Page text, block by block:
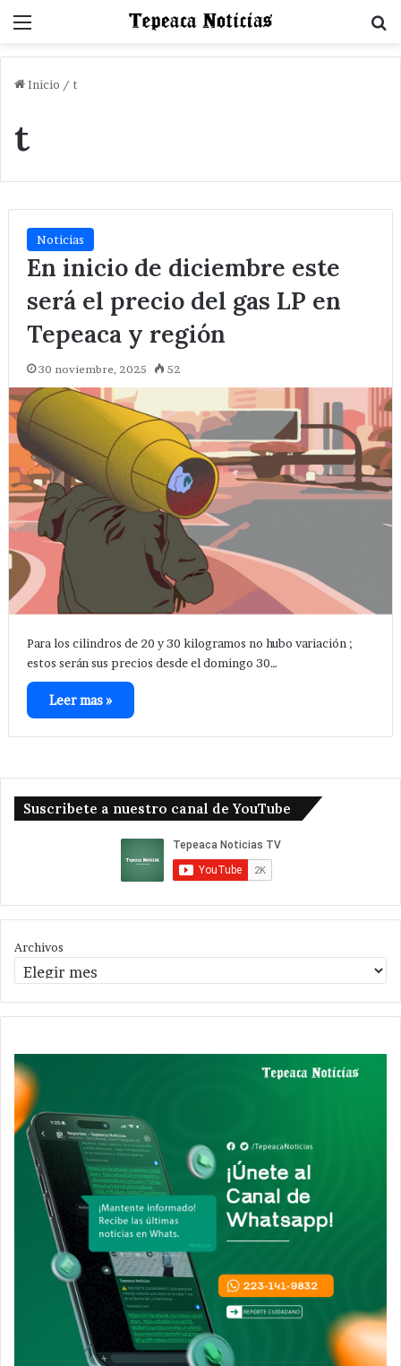
Menu
Inicio / t
t
Noticias
En inicio de diciembre este
será el precio del gas LP en
Tepeaca y región
30 noviembre, 2025 52
Para los cilindros de 20 y 30 kilogramos no hubo variación ;
estos serán sus precios desde el domingo 30…
Leer mas »
Suscribete a nuestro canal de YouTube
Archivos